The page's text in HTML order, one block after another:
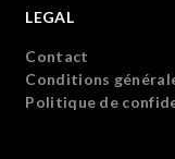
LEGAL
Contact
Conditions
Politique de